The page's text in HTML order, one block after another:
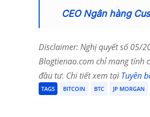
CEO Ngân hàng
Disclaimer: Nghị quyết số 05/
Blogtienao.com chỉ mang tính
đầu tư. Chi tiết xem tạiTuyên
TAGS BITCOIN BTC JP MORGAN